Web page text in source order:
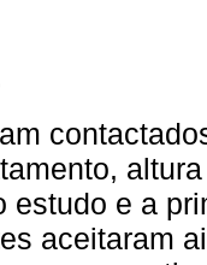
estudo e a
aceitaram